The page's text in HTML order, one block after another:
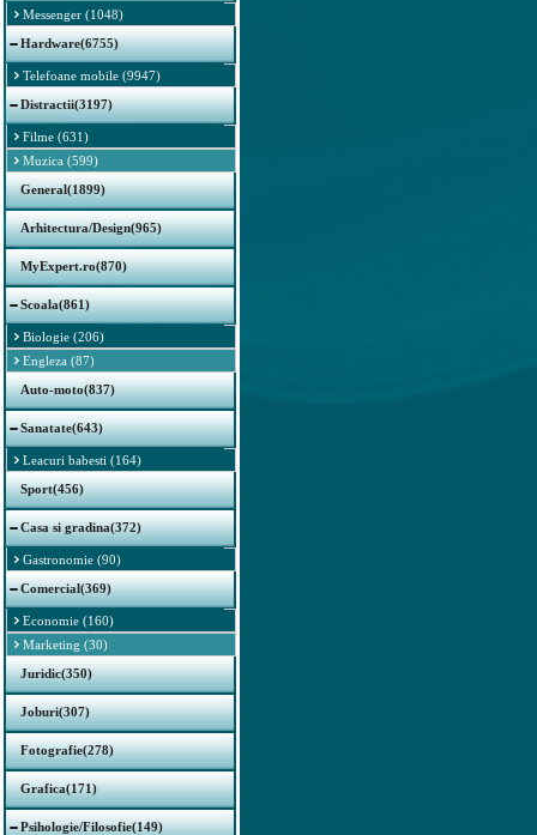
Messenger (1048)
Hardware(6755)
Telefoane mobile (9947)
Distractii(3197)
Filme (631)
Muzica (599)
General(1899)
Arhitectura/Design(965)
MyExpert.ro(870)
Scoala(861)
Biologie (206)
Engleza (87)
Auto-moto(837)
Sanatate(643)
Leacuri babesti (164)
Sport(456)
Casa si gradina(372)
Gastronomie (90)
Comercial(369)
Economie (160)
Marketing (30)
Juridic(350)
Joburi(307)
Fotografie(278)
Grafica(171)
Psihologie/Filosofie(149)